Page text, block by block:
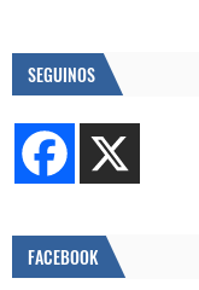
SEGUINOS
FACEBOOK